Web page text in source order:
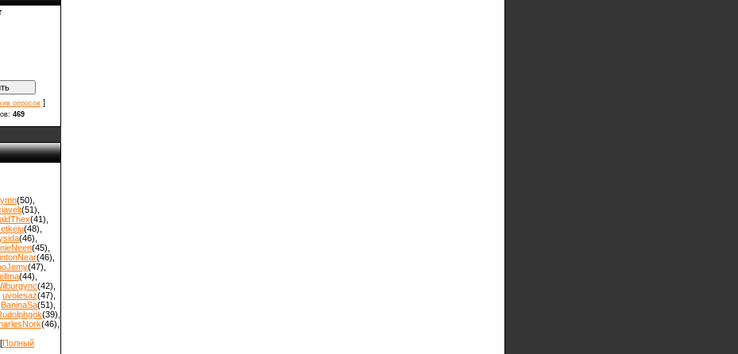
опросов ]
469
(50)
(51)
(41)
(48)
(46)
(45)
(46)
(47)
(44)
(42)
uvolesaz(47)
ВaninaSa(51)
(39)
(46)
, [Полный